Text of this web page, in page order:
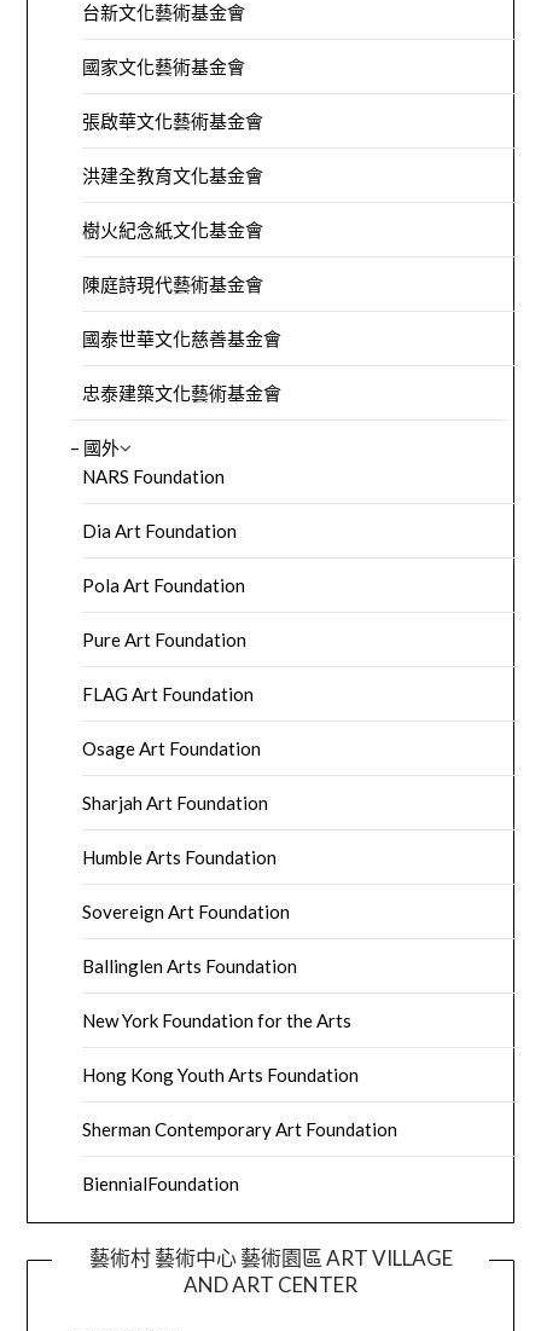
台新文化藝術基金會
國家文化藝術基金會
張啟華文化藝術基金會
洪建全教育文化基金會
樹火紀念紙文化基金會
陳庭詩現代藝術基金會
國泰世華文化慈善基金會
忠泰建築文化藝術基金會
– 國外
NARS Foundation
Dia Art Foundation
Pola Art Foundation
Pure Art Foundation
FLAG Art Foundation
Osage Art Foundation
Sharjah Art Foundation
Humble Arts Foundation
Sovereign Art Foundation
Ballinglen Arts Foundation
New York Foundation for the Arts
Hong Kong Youth Arts Foundation
Sherman Contemporary Art Foundation
BiennialFoundation
藝術村 藝術中心 藝術園區 ART VILLAGE
AND ART CENTER